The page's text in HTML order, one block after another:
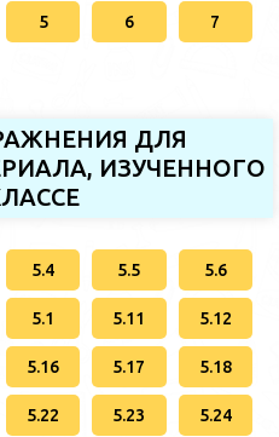
5 6 7
ДЛЯ
ИЗУЧЕННОГО
5.4 5.5 5.6
5.1 5.11 5.12
5.16 5.17 5.18
5.22 5.23 5.24